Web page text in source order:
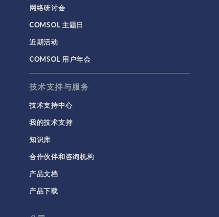
网络研讨会
COMSOL 主题日
近期活动
COMSOL 用户年会
技术支持与服务
技术支持中心
我的技术支持
知识库
合作伙伴和咨询机构
产品文档
产品下载